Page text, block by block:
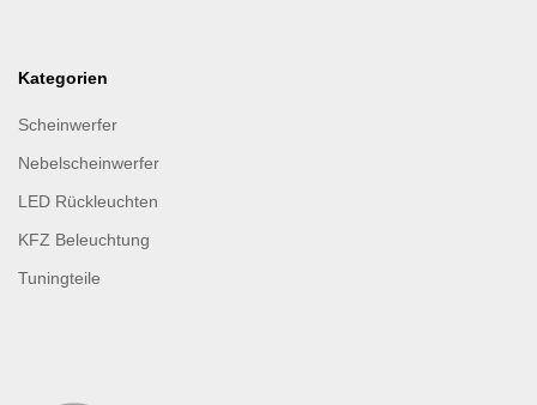
Kategorien
Scheinwerfer
Nebelscheinwerfer
LED Rückleuchten
KFZ Beleuchtung
Tuningteile